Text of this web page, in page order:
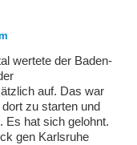
wertete der Baden-
auf. Das war
zu starten und
Es hat sich gelohnt.
gen Karlsruhe